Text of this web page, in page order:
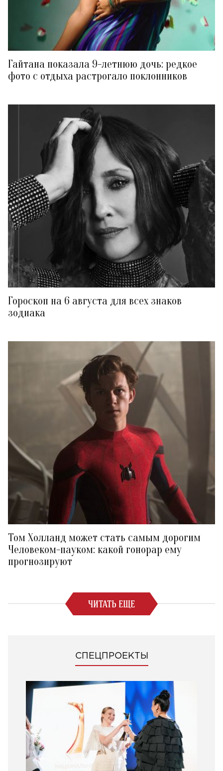
Гайтана показала 9-летнюю дочь: редкое
фото с отдыха растрогало поклонников
Гороскоп на 6 августа для всех знаков
зодиака
Том Холланд может стать самым дорогим
Человеком-пауком: какой гонорар ему
прогнозируют
ЧИТАТЬ ЕЩЕ
СПЕЦПРОЕКТЫ